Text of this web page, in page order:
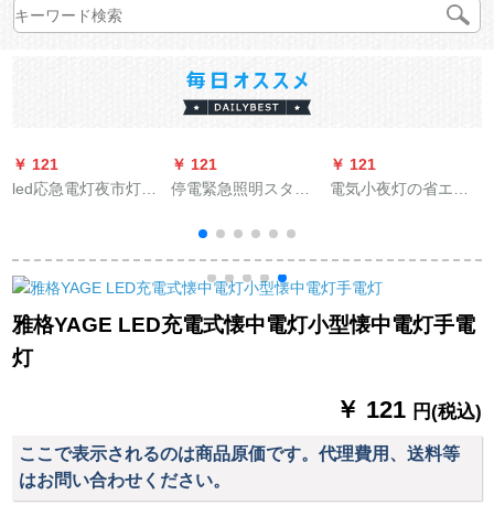
￥ 121
led応急電灯夜市灯充
電池スタンドランプ
超明るい電球2段防水
モデル80 W（2本電
池）
￥ 121
停電緊急照明スタン
エネモバイル充電式
LED電球版+90ワット
【黄光】+15時間
+USB
￥ 121
電気小夜灯の省エネ
明るいトイレの寮の
寝室に眠るライト三
本ソケット1 Wホワイ
ト
雅格YAGE LED充電式懐中電灯小型懐中電灯手電
灯
￥ 121 円(税込)
ここで表示されるのは商品原価です。代理費用、送料等
はお問い合わせください。